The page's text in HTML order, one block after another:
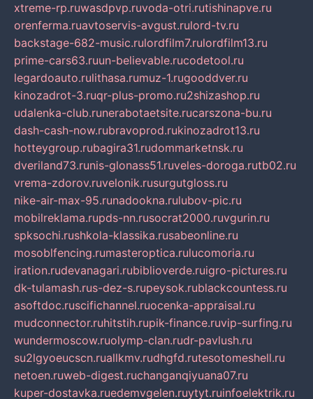
xtreme-rp.ruwasdpvp.ruvoda-otri.rutishinapve.ru
orenferma.ruavtoservis-avgust.rulord-tv.ru
backstage-682-music.rulordfilm7.rulordfilm13.ru
prime-cars63.ruun-believable.rucodetool.ru
legardoauto.rulithasa.rumuz-1.rugooddver.ru
kinozadrot-3.ruqr-plus-promo.ru2shizashop.ru
udalenka-club.runerabotaetsite.rucarszona-bu.ru
dash-cash-now.rubravoprod.rukinozadrot13.ru
hotteygroup.rubagira31.rudommarketnsk.ru
dveriland73.runis-glonass51.ruveles-doroga.rutb02.ru
vrema-zdorov.ruvelonik.rusurgutgloss.ru
nike-air-max-95.runadookna.rulubov-pic.ru
mobilreklama.rupds-nn.rusocrat2000.ruvgurin.ru
spksochi.rushkola-klassika.rusabeonline.ru
mosoblfencing.rumasteroptica.rulucomoria.ru
iration.rudevanagari.rubiblioverde.ruigro-pictures.ru
dk-tulamash.rus-dez-s.rupeysok.rublackcountess.ru
asoftdoc.ruscifichannel.ruocenka-appraisal.ru
mudconnector.ruhitstih.rupik-finance.ruvip-surfing.ru
wundermoscow.ruolymp-clan.rudr-pavlush.ru
su2lgyoeucscn.ruallkmv.rudhgfd.rutesotomeshell.ru
netoen.ruweb-digest.ruchanganqiyuana07.ru
kuper-dostavka.ruedemvgelen.ruytyt.ruinfoelektrik.ru